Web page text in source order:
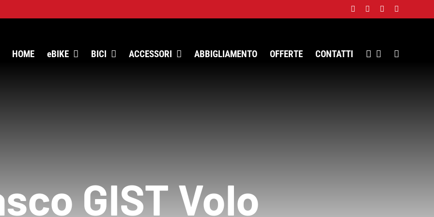
Facebook
TwitterInstagram
HOME eBIKE BICI ACCESSORI ABBIGLIAMENTO OFFERTE CONTATTI
GIST Volo